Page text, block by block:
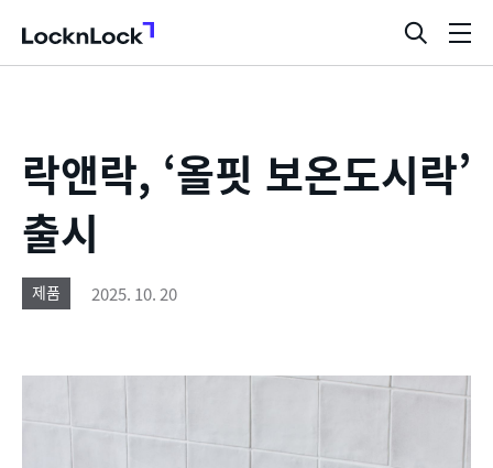
LocknLock
검
색
락앤락, ‘올핏 보온도시락’
출시
제품 2025. 10. 20